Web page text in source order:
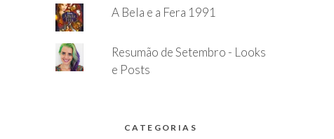
A Bela e a Fera 1991
Resumão de Setembro - Looks
e Posts
CATEGORIAS